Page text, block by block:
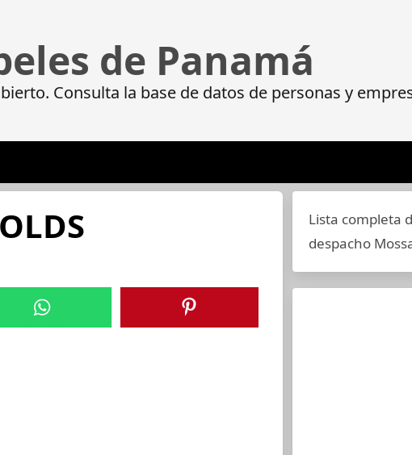
de Panamá
Consulta la base de datos de personas y
Lista completa
despacho